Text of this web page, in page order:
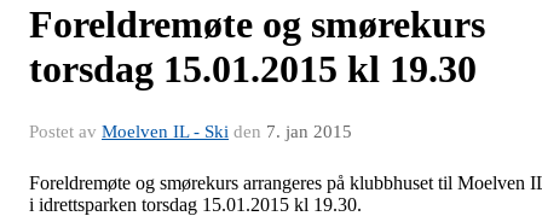
Foreldremøte og smørekurs
torsdag 15.01.2015 kl 19.30
Postet av Moelven IL - Ski den 7. jan 2015
Foreldremøte og smørekurs arrangeres på klubbhuset til Moelven
i idrettsparken torsdag 15.01.2015 kl 19.30.